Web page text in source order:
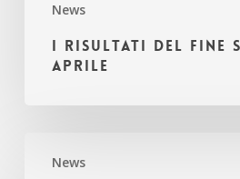
News
I risultati del fine
aprile
News
BRESCIA